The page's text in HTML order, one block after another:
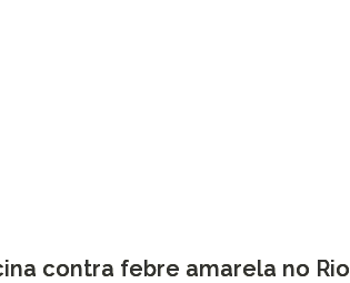
contra febre amarela no Rio